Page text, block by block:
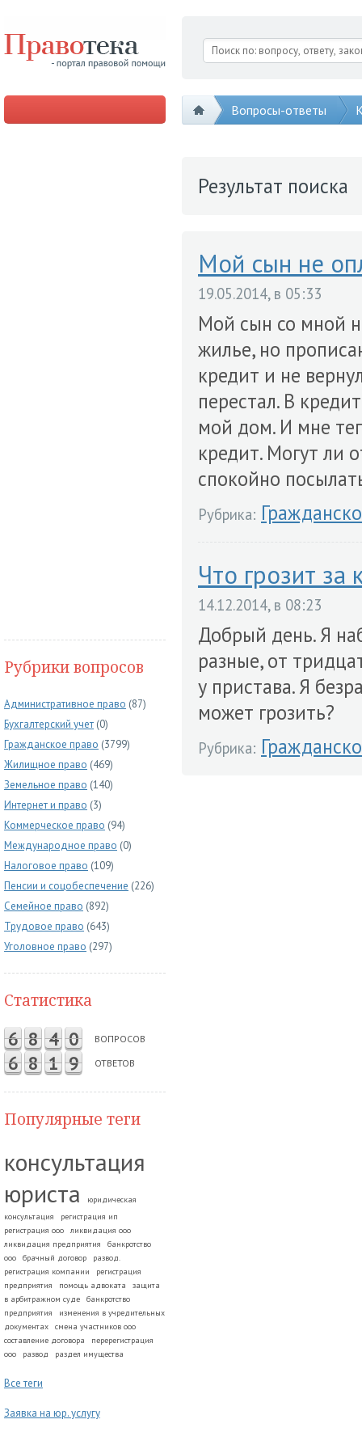
Вопросы-ответы
Рубрики вопросов
Административное право (87)
Бухгалтерский учет (0)
Гражданское право (3799)
Жилищное право (469)
Земельное право (140)
Интернет и право (3)
Коммерческое право (94)
Международное право (0)
Налоговое право (109)
Пенсии и соцобеспечение (226)
Семейное право (892)
Трудовое право (643)
Уголовное право (297)
Статистика
6 8 4 0 ВОПРОСОВ
6 8 1 9 ОТВЕТОВ
Популярные теги
консультация
юриста
юридическая
консультация
регистрация ип
регистрация ооо
ликвидация ооо
ликвидация предприятия
банкротство
ооо
брачный договор
развод.
регистрация компании
регистрация
предприятия
помощь адвоката
защита
в арбитражном суде
банкротство
предприятия
изменения в учредительных
документах
смена участников ооо
составление договора
перерегистрация
ооо
развод раздел имущества
Все теги
Заявка на юр. услугу
Результат поиска
Мой сын не
19.05.2014, в 05:33
Мой сын со мной
жилье, но
кредит и не
перестал. В
мой дом. И мне
кредит. Могут ли
спокойно
Рубрика:
Что грозит за
14.12.2014, в 08:23
Добрый день. Я
разные, от
у пристава. Я
может грозить?
Рубрика: